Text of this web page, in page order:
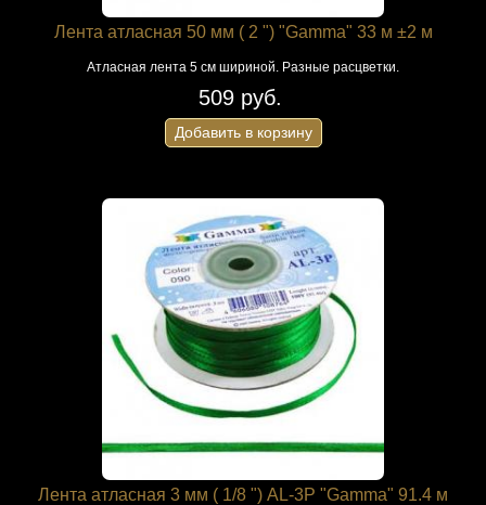
Лента атласная 50 мм ( 2 ") "Gamma" 33 м ±2 м
Атласная лента 5 см шириной. Разные расцветки.
509 руб.
Добавить в корзину
Лента атласная 3 мм ( 1/8 ") AL-3P "Gamma" 91.4 м